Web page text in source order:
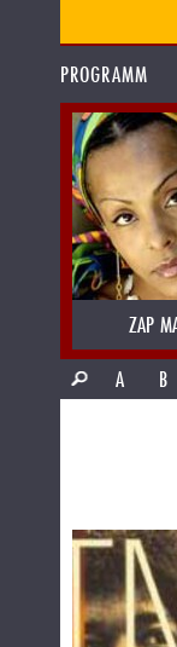
PROGRAMM
ZAP
A
B